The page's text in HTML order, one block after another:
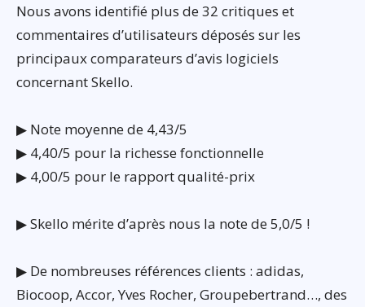
Nous avons identifié plus de 32 critiques et
commentaires d’utilisateurs déposés sur les
principaux comparateurs d’avis logiciels
concernant Skello.
▶ Note moyenne de 4,43/5
▶ 4,40/5 pour la richesse fonctionnelle
▶ 4,00/5 pour le rapport qualité-prix
▶ Skello mérite d’après nous la note de 5,0/5 !
▶ De nombreuses références clients : adidas,
Biocoop, Accor, Yves Rocher, Groupebertrand…, des